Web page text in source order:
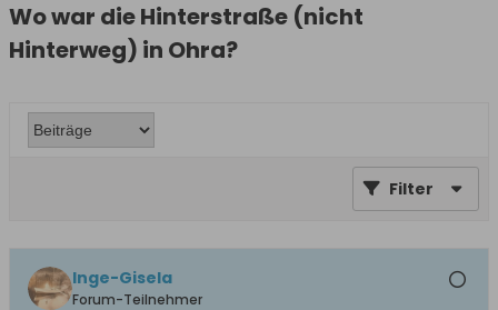
Wo war die Hinterstraße (nicht
Hinterweg) in Ohra?
Filter
Inge-Gisela
Forum-Teilnehmer